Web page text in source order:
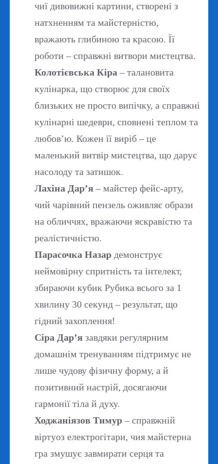
чиї дивовижні картини, створені з
натхненням та майстерністю,
вражають глибиною та красою. Її
роботи – справжні витвори мистецтва.
Колотієвська Кіра – талановита
кулінарка, що створює для своїх
близьких не просто випічку, а справжні
кулінарні шедеври, сповнені теплом та
любов’ю. Кожен її виріб – це
маленький витвір мистецтва, що дарує
насолоду та затишок.
Лахіна Дар’я – майстер фейс-арту,
чий чарівний пензель оживляє образи
на обличчях, вражаючи яскравістю та
реалістичністю.
Парасочка Назар демонструє
неймовірну спритність та інтелект,
збираючи кубик Рубика всього за 1
хвилину 30 секунд – результат, що
гідний захоплення!
Сіра Дар’я завдяки регулярним
домашнім тренуванням підтримує не
лише чудову фізичну форму, а й
позитивний настрій, досягаючи
гармонії тіла й духу.
Ходжаніязов Тимур – справжній
віртуоз електрогітари, чия майстерна
гра змушує завмирати серця та